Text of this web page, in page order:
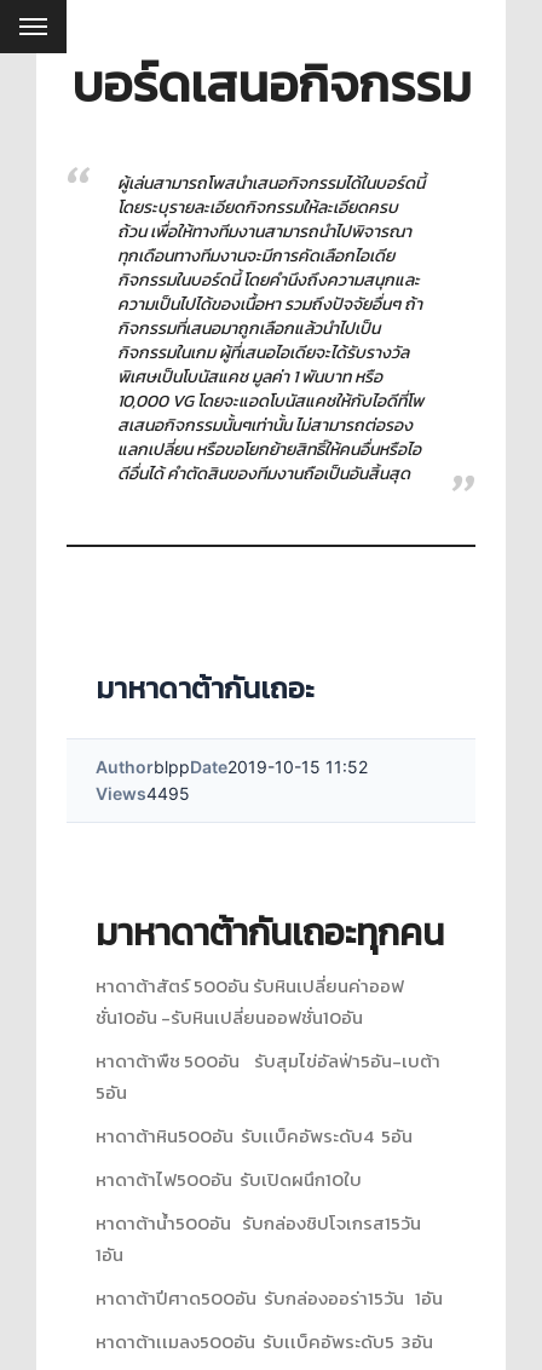
บอร์ดเสนอกิจกรรม
ผู้เล่นสามารถโพสนำเสนอกิจกรรมได้ในบอร์ดนี้
โดยระบุรายละเอียดกิจกรรมให้ละเอียดครบ
ถ้วน เพื่อให้ทางทีมงานสามารถนำไปพิจารณา
ทุกเดือนทางทีมงานจะมีการคัดเลือกไอเดีย
กิจกรรมในบอร์ดนี้ โดยคำนึงถึงความสนุกและ
ความเป็นไปได้ของเนื้อหา รวมถึงปัจจัยอื่นๆ ถ้า
กิจกรรมที่เสนอมาถูกเลือกแล้วนำไปเป็น
กิจกรรมในเกม ผู้ที่เสนอไอเดียจะได้รับรางวัล
พิเศษเป็นโบนัสแคช มูลค่า 1 พันบาท หรือ
10,000 VG โดยจะแอดโบนัสแคชให้กับไอดีที่โพ
สเสนอกิจกรรมนั้นๆเท่านั้น ไม่สามารถต่อรอง
แลกเปลี่ยน หรือขอโยกย้ายสิทธิ์ให้คนอื่นหรือไอ
ดีอื่นได้ คำตัดสินของทีมงานถือเป็นอันสิ้นสุด
มาหาดาต้ากันเถอะ
AuthorblppDate2019-10-15 11:52
Views4495
มาหาดาต้ากันเถอะทุกคน
หาดาต้าสัตร์ 500อัน รับหินเปลี่ยนค่าออฟ
ชั่น10อัน -รับหินเปลี่ยนออฟชั่น10อัน
หาดาต้าพืช 500อัน รับสุมไข่อัลฟ่า5อัน-เบต้า
5อัน
หาดาต้าหิน500อัน รับเเบ็คอัพระดับ4 5อัน
หาดาต้าไฟ500อัน รับเปิดผนึก10ใบ
หาดาต้าน้ำ500อัน รับกล่องชิปโจเกรส15วัน
1อัน
หาดาต้าปีศาด500อัน รับกล่องออร่า15วัน 1อัน
หาดาต้าเเมลง500อัน รับเเบ็คอัพระดับ5 3อัน